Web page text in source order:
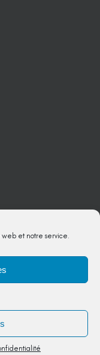
web et notre service.